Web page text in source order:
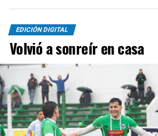
EDICIÓN DIGITAL
Volvió a sonreír en casa